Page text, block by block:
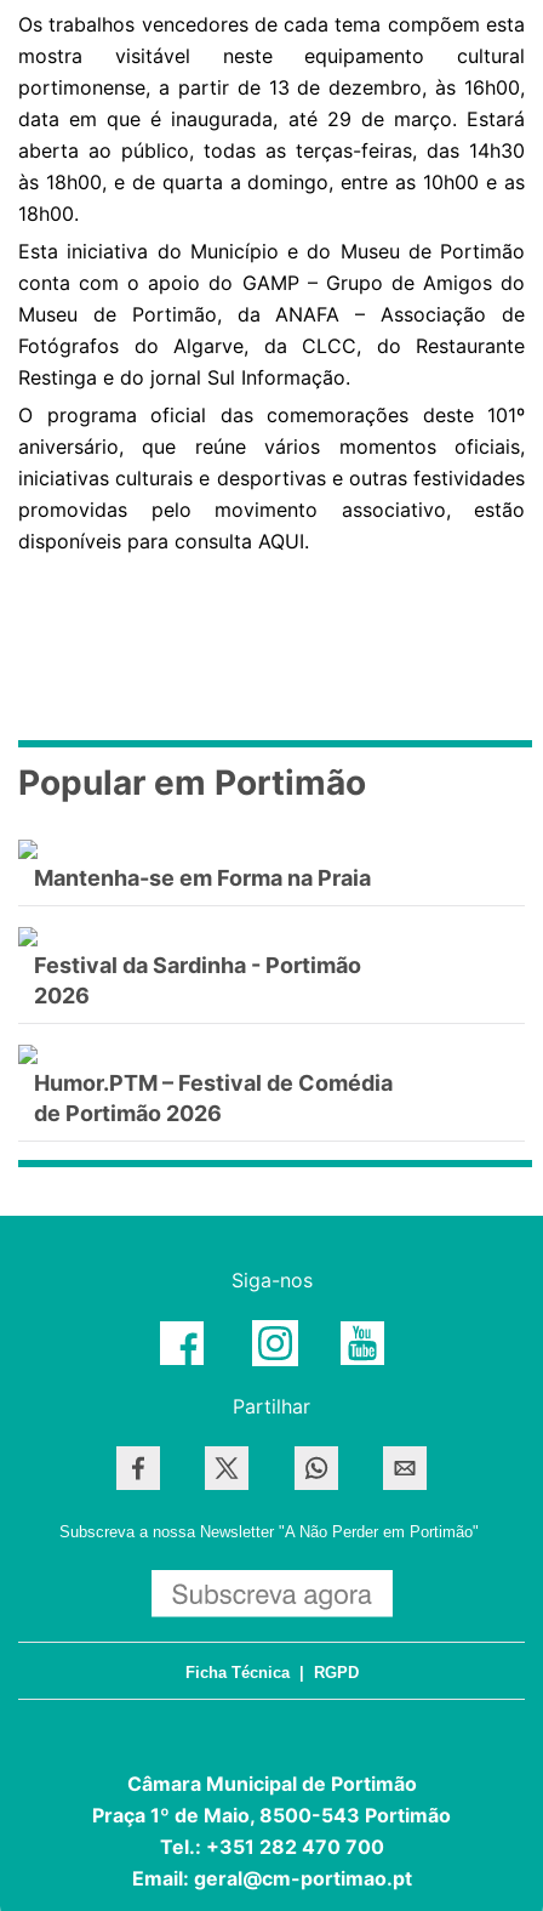
Os trabalhos vencedores de cada tema compõem esta
mostra visitável neste equipamento cultural
portimonense, a partir de 13 de dezembro, às 16h00,
data em que é inaugurada, até 29 de março. Estará
aberta ao público, todas as terças-feiras, das 14h30
às 18h00, e de quarta a domingo, entre as 10h00 e as
18h00.
Esta iniciativa do Município e do Museu de Portimão
conta com o apoio do GAMP – Grupo de Amigos do
Museu de Portimão, da ANAFA – Associação de
Fotógrafos do Algarve, da CLCC, do Restaurante
Restinga e do jornal Sul Informação.
O programa oficial das comemorações deste 101º
aniversário, que reúne vários momentos oficiais,
iniciativas culturais e desportivas e outras festividades
promovidas pelo movimento associativo, estão
disponíveis para consulta AQUI.
Popular em Portimão
Mantenha-se em Forma na Praia
Festival da Sardinha - Portimão
2026
Humor.PTM – Festival de Comédia
de Portimão 2026
Siga-nos
Partilhar
Subscreva a nossa Newsletter "A Não Perder em Portimão"
Ficha Técnica| RGPD
Câmara Municipal de Portimão
Praça 1º de Maio, 8500-543 Portimão
Tel.: +351 282 470 700
Email: geral@cm-portimao.pt